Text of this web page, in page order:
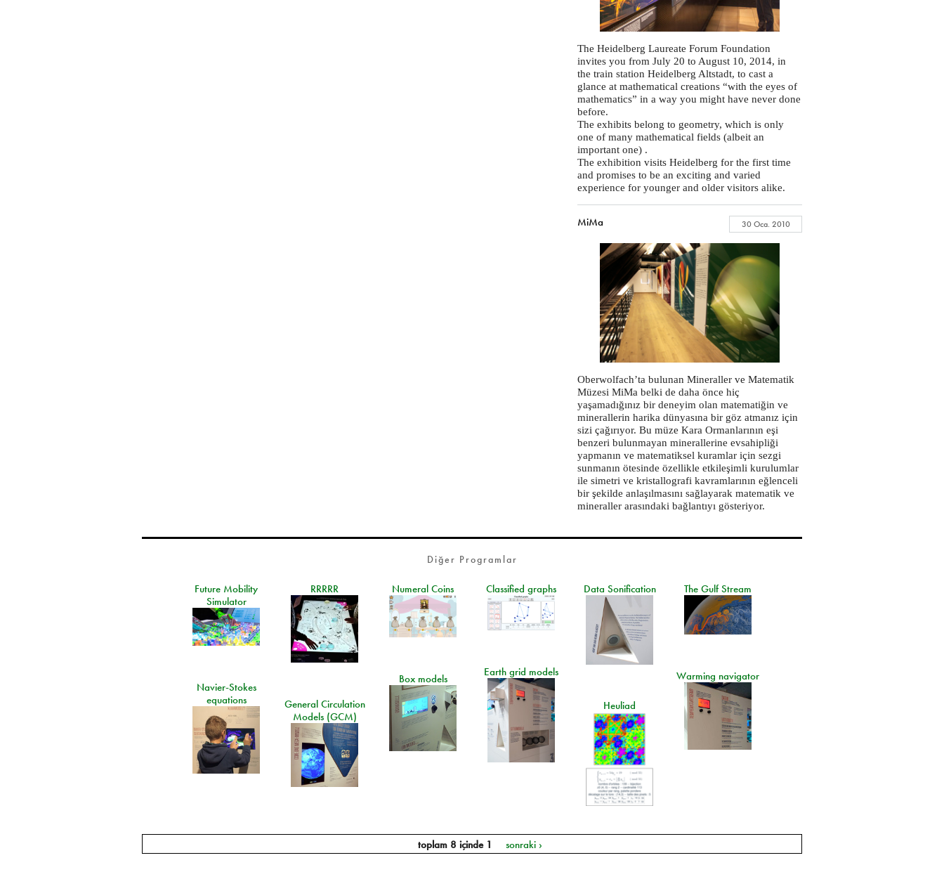
The Heidelberg Laureate Forum Foundation
invites you from July 20 to August 10, 2014, in
the train station Heidelberg Altstadt, to cast a
glance at mathematical creations “with the eyes of
mathematics” in a way you might have never done
before.
The exhibits belong to geometry, which is only
one of many mathematical fields (albeit an
important one) .
The exhibition visits Heidelberg for the first time
and promises to be an exciting and varied
experience for younger and older visitors alike.
MiMa 30 Oca. 2010
Oberwolfach’ta bulunan Mineraller ve Matematik
Müzesi MiMa belki de daha önce hiç
yaşamadığınız bir deneyim olan matematiğin ve
minerallerin harika dünyasına bir göz atmanız için
sizi çağırıyor. Bu müze Kara Ormanlarının eşi
benzeri bulunmayan minerallerine evsahipliği
yapmanın ve matematiksel kuramlar için sezgi
sunmanın ötesinde özellikle etkileşimli kurulumlar
ile simetri ve kristallografi kavramlarının eğlenceli
bir şekilde anlaşılmasını sağlayarak matematik ve
mineraller arasındaki bağlantıyı gösteriyor.
Diğer Programlar
Future Mobility
Simulator
RRRRR Numeral Coins Classified graphs Data Sonification The Gulf Stream
Earth grid models Warming navigator
Box models
Navier-Stokes
equations
General Circulation
Models (GCM)
Heuliad
toplam 8 içinde 1 sonraki ›